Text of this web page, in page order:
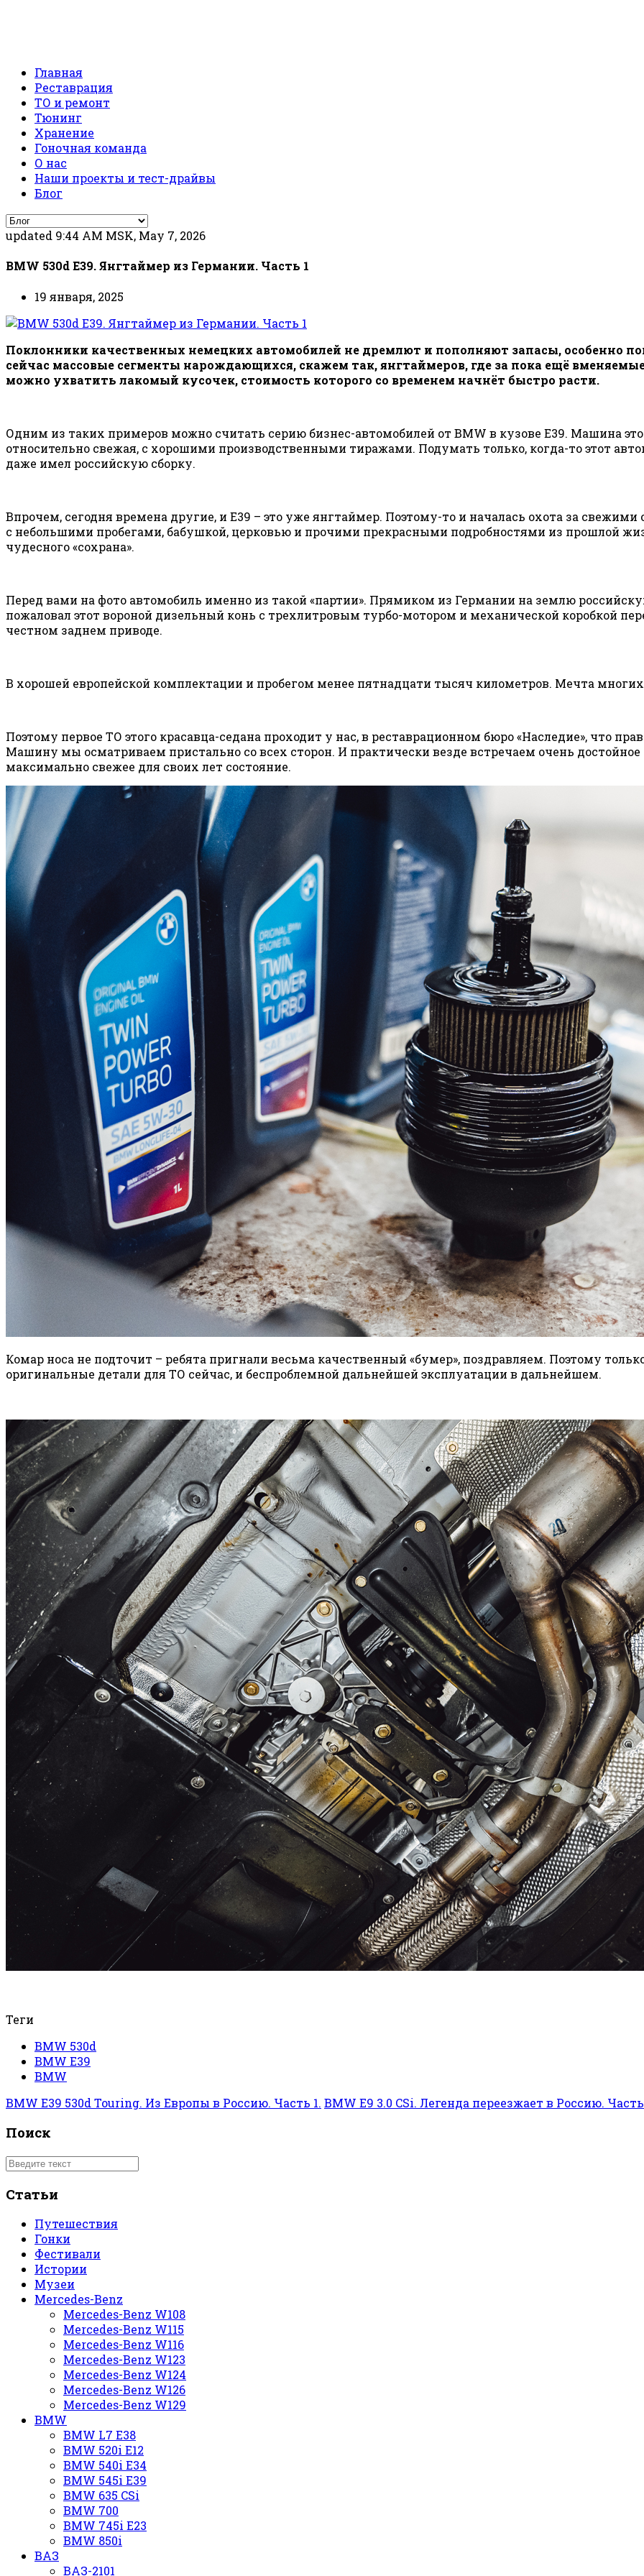
Главная
Реставрация
ТО и ремонт
Тюнинг
Хранение
Гоночная команда
О нас
Наши проекты и тест-драйвы
Блог
updated 9:44 AM MSK, May 7, 2026
BMW 530d E39. Янгтаймер из Германии. Часть 1
19 января, 2025
Поклонники качественных немецких автомобилей не дремлют и пополняют запасы, особенно
сейчас массовые сегменты нарождающихся, скажем так, янгтаймеров, где за пока ещё
можно ухватить лакомый кусочек, стоимость которого со временем начнёт быстро расти.
Одним из таких примеров можно считать серию бизнес-автомобилей от BMW в кузове E39. Машина это
относительно свежая, с хорошими производственными тиражами. Подумать только, когда-то этот
даже имел российскую сборку.
Впрочем, сегодня времена другие, и Е39 – это уже янгтаймер. Поэтому-то и началась охота за свежими
с небольшими пробегами, бабушкой, церковью и прочими прекрасными подробностями из прошлой
чудесного «сохрана».
Перед вами на фото автомобиль именно из такой «партии». Прямиком из Германии на землю
пожаловал этот вороной дизельный конь с трехлитровым турбо-мотором и механической коробкой
честном заднем приводе.
В хорошей европейской комплектации и пробегом менее пятнадцати тысяч километров. Мечта
Поэтому первое ТО этого красавца-седана проходит у нас, в реставрационном бюро «Наследие», что
Машину мы осматриваем пристально со всех сторон. И практически везде встречаем очень достойное
максимально свежее для своих лет состояние.
Комар носа не подточит – ребята пригнали весьма качественный «бумер», поздравляем. Поэтому
оригинальные детали для ТО сейчас, и беспроблемной дальнейшей эксплуатации в дальнейшем.
Теги
BMW 530d
BMW E39
BMW
BMW E39 530d Touring. Из Европы в Россию. Часть 1. BMW E9 3.0 CSi. Легенда переезжает в Россию.
Поиск
Статьи
Путешествия
Гонки
Фестивали
Истории
Музеи
Mercedes-Benz
Mercedes-Benz W108
Mercedes-Benz W115
Mercedes-Benz W116
Mercedes-Benz W123
Mercedes-Benz W124
Mercedes-Benz W126
Mercedes-Benz W129
BMW
BMW L7 E38
BMW 520i E12
BMW 540i E34
BMW 545i E39
BMW 635 CSi
BMW 700
BMW 745i E23
BMW 850i
ВАЗ
ВАЗ-2101